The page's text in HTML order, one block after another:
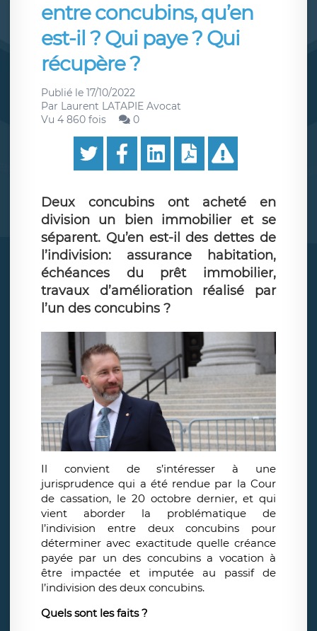
entre concubins, qu’en
est-il ? Qui paye ? Qui
récupère ?
Publié le 17/10/2022
Par Laurent LATAPIE Avocat
Vu 4 860 fois
0
Deux concubins ont acheté en
division un bien immobilier et se
séparent. Qu’en est-il des dettes de
l’indivision: assurance habitation,
échéances du prêt immobilier,
travaux d’amélioration réalisé par
l’un des concubins ?
Il convient de s’intéresser à une
jurisprudence qui a été rendue par la Cour
de cassation, le 20 octobre dernier, et qui
vient aborder la problématique de
l’indivision entre deux concubins pour
déterminer avec exactitude quelle créance
payée par un des concubins a vocation à
être impactée et imputée au passif de
l’indivision des deux concubins.
Quels sont les faits ?